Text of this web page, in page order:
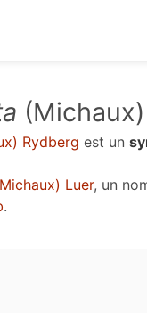
Rydberg est un
Luer, un
.